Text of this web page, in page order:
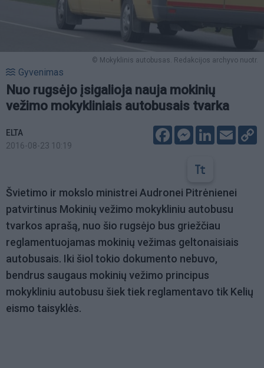
© Mokyklinis autobusas. Redakcijos archyvo nuotr.
Gyvenimas
Nuo rugsėjo įsigalioja nauja mokinių
vežimo mokykliniais autobusais tvarka
ELTA
2016-08-23 10:19
FacebookMessenger
LinkedIn
Email
Švietimo ir mokslo ministrei Audronei Pitrėnienei
patvirtinus Mokinių vežimo mokykliniu autobusu
tvarkos aprašą, nuo šio rugsėjo bus griežčiau
reglamentuojamas mokinių vežimas geltonaisiais
autobusais. Iki šiol tokio dokumento nebuvo,
bendrus saugaus mokinių vežimo principus
mokykliniu autobusu šiek tiek reglamentavo tik Kelių
eismo taisyklės.